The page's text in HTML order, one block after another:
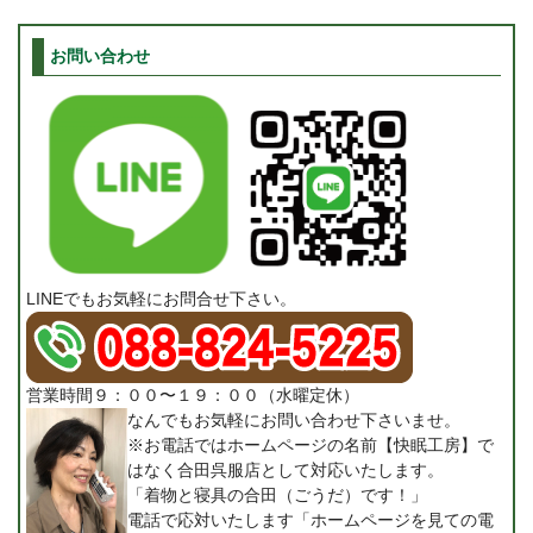
お問い合わせ
LINEでもお気軽にお問合せ下さい。
営業時間９：００〜１９：００（水曜定休）
なんでもお気軽にお問い合わせ下さいませ。
※お電話ではホームページの名前【快眠工房】で
はなく合田呉服店として対応いたします。
「着物と寝具の合田（ごうだ）です！」
電話で応対いたします「ホームページを見ての電